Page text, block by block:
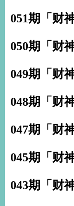
051期「财
050期「财
049期「财
048期「财
047期「财
045期「财
043期「财